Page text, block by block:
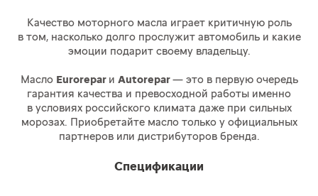
Качество моторного масла играет критичную роль
в том, насколько долго прослужит автомобиль и какие
эмоции подарит своему владельцу.
Масло Eurorepar и Autorepar — это в первую очередь
гарантия качества и превосходной работы именно
в условиях российского климата даже при сильных
морозах. Приобретайте масло только у официальных
партнеров или дистрибуторов бренда.
Спецификации